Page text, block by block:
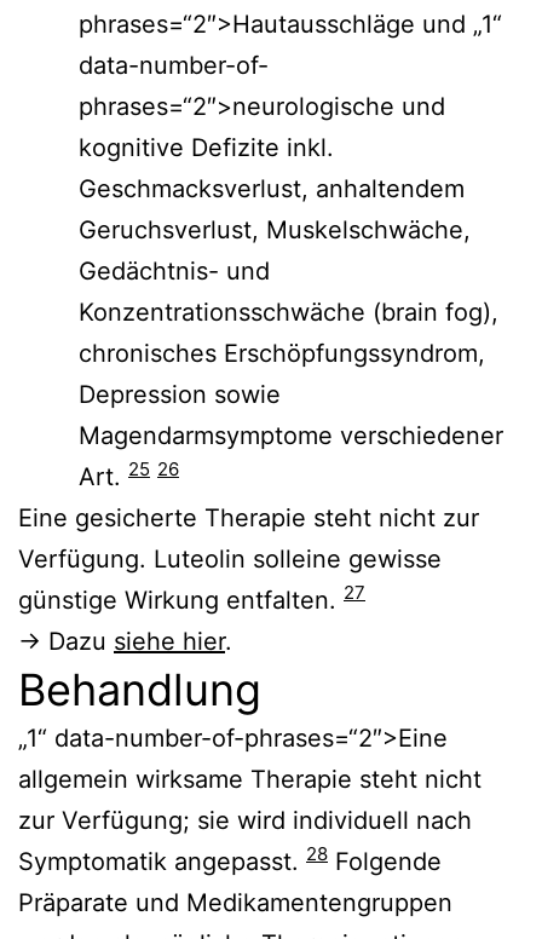
phrases=“2″>Hautausschläge und „1“
data-number-of-
phrases=“2″>neurologische und
kognitive Defizite inkl.
Geschmacksverlust, anhaltendem
Geruchsverlust, Muskelschwäche,
Gedächtnis- und
Konzentrationsschwäche (brain fog),
chronisches Erschöpfungssyndrom,
Depression sowie
Magendarmsymptome verschiedener
Art. 25 26
Eine gesicherte Therapie steht nicht zur
Verfügung. Luteolin solleine gewisse
günstige Wirkung entfalten. 27
→ Dazu siehe hier.
Behandlung
„1“ data-number-of-phrases=“2″>Eine
allgemein wirksame Therapie steht nicht
zur Verfügung; sie wird individuell nach
Symptomatik angepasst. 28 Folgende
Präparate und Medikamentengruppen